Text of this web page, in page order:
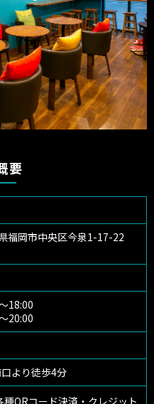
要
福岡市中央区今泉1-17-22
18:00
20:00
より徒歩4分